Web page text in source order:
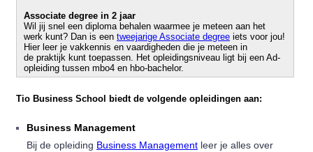
Associate degree in 2 jaar
Wil jij snel een diploma behalen waarmee je meteen aan het
werk kunt? Dan is een tweejarige Associate degree iets voor jou!
Hier leer je vakkennis en vaardigheden die je meteen in
de praktijk kunt toepassen. Het opleidingsniveau ligt bij een Ad-
opleiding tussen mbo4 en hbo-bachelor.
Tio Business School biedt de volgende opleidingen aan:
Business Management
Bij de opleiding Business Management leer je alles over